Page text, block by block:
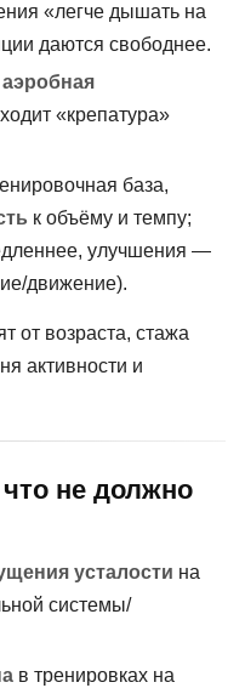
«легче дышать на
даются свободнее.
аэробная
«крепатура»
база,
к объёму и темпу;
улучшения —
движение).
от возраста, стажа
активности и
не должно
усталости на
системы/
в тренировках на